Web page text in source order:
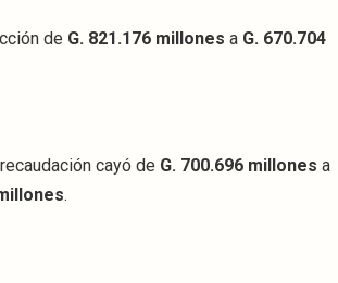
de G. 821.176 millones a G. 670.704
cayó de G. 700.696 millones a
.